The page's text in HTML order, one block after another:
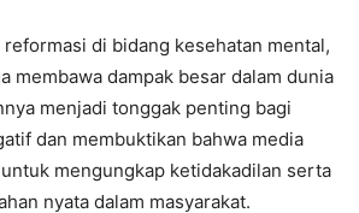
di bidang kesehatan mental,
membawa dampak besar dalam dunia
menjadi tonggak penting bagi
dan membuktikan bahwa media
mengungkap ketidakadilan serta
nyata dalam masyarakat.